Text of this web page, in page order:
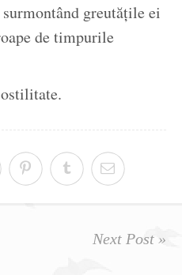
greutățile ei
de timpurile
Next Post »